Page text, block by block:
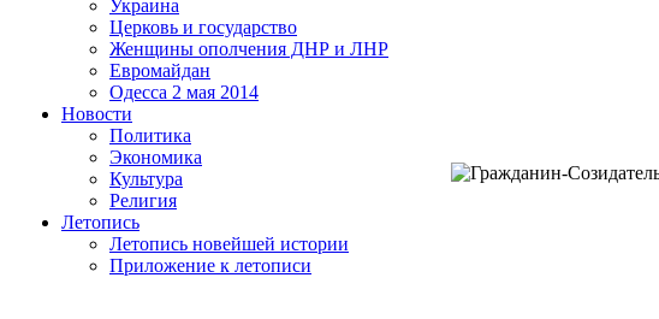
Украина
Церковь и государство
Женщины ополчения ДНР и ЛНР
Евромайдан
Одесса 2 мая 2014
Новости
Политика
Экономика
Культура
Религия
Летопись
Летопись новейшей истории
Приложение к летописи